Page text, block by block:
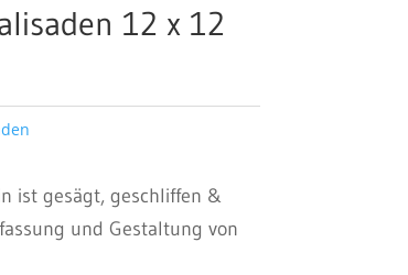
12 x 12
ist gesägt, geschliffen &
und Gestaltung von